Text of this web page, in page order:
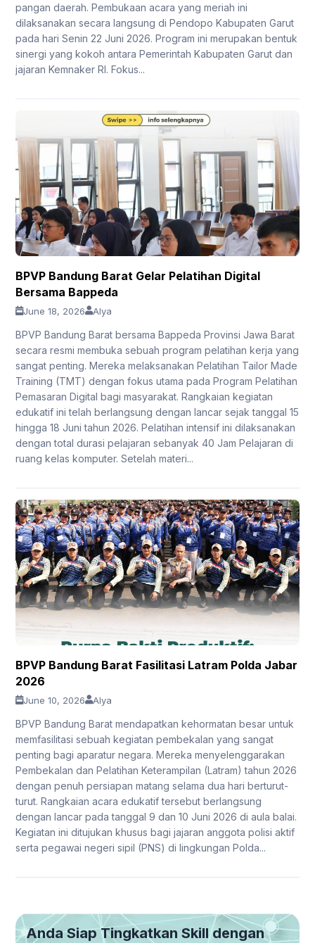
pangan daerah. Pembukaan acara yang meriah ini
dilaksanakan secara langsung di Pendopo Kabupaten Garut
pada hari Senin 22 Juni 2026. Program ini merupakan bentuk
sinergi yang kokoh antara Pemerintah Kabupaten Garut dan
jajaran Kemnaker RI. Fokus...
BPVP Bandung Barat Gelar Pelatihan Digital
Bersama Bappeda
June 18, 2026 Alya
BPVP Bandung Barat bersama Bappeda Provinsi Jawa Barat
secara resmi membuka sebuah program pelatihan kerja yang
sangat penting. Mereka melaksanakan Pelatihan Tailor Made
Training (TMT) dengan fokus utama pada Program Pelatihan
Pemasaran Digital bagi masyarakat. Rangkaian kegiatan
edukatif ini telah berlangsung dengan lancar sejak tanggal 15
hingga 18 Juni tahun 2026. Pelatihan intensif ini dilaksanakan
dengan total durasi pelajaran sebanyak 40 Jam Pelajaran di
ruang kelas komputer. Setelah materi...
BPVP Bandung Barat Fasilitasi Latram Polda Jabar
2026
June 10, 2026 Alya
BPVP Bandung Barat mendapatkan kehormatan besar untuk
memfasilitasi sebuah kegiatan pembekalan yang sangat
penting bagi aparatur negara. Mereka menyelenggarakan
Pembekalan dan Pelatihan Keterampilan (Latram) tahun 2026
dengan penuh persiapan matang selama dua hari berturut-
turut. Rangkaian acara edukatif tersebut berlangsung
dengan lancar pada tanggal 9 dan 10 Juni 2026 di aula balai.
Kegiatan ini ditujukan khusus bagi jajaran anggota polisi aktif
serta pegawai negeri sipil (PNS) di lingkungan Polda...
Anda Siap Tingkatkan Skill dengan